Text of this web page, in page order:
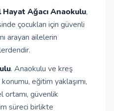
Ol
Ekle
Ağacı Anaokulu,
çocukları için güvenli
arayan ailelerin
. Anaokulu ve kreş
eğitim yaklaşımı,
ortamı, güvenlik
süreci birlikte